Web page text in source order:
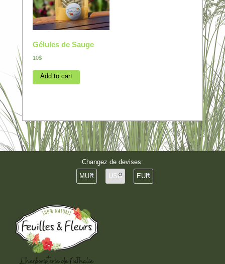
Gélules de Sauge
10$
Add to cart
Changez de devises:
MUR
USD EUR